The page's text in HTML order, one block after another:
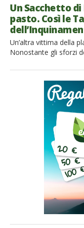
Un Sacchetto
pasto. Così le
Un’altra vittima della
Nonostante gli sforzi
da un bimbo di nome
fatta.
casi di morte di questi
killer silenzioso dei